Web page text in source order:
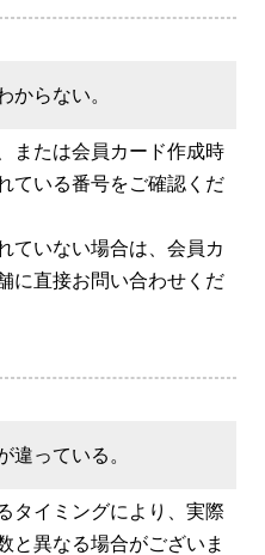
からない。
または会員カード作成時
ている番号をご確認くだ
ていない場合は、会員カ
に直接お問い合わせくだ
違っている。
タイミングにより、実際
と異なる場合がございま